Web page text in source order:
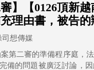
審】【0126頂新
理由書，被告的
司想傳媒
審的準備程序庭，法Q們有
備的問題被廣泛討論，